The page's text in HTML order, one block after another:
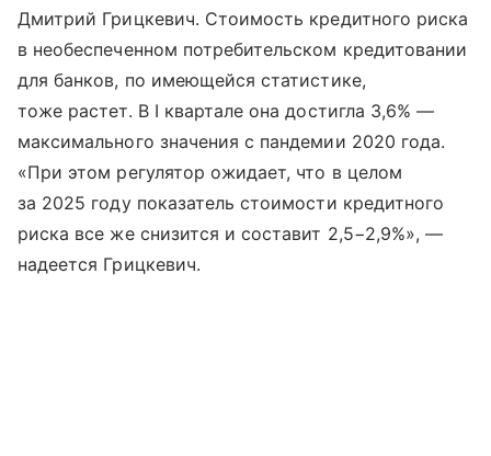
Дмитрий Грицкевич. Стоимость кредитного риска
в необеспеченном потребительском кредитовании
для банков, по имеющейся статистике,
тоже растет. В I квартале она достигла 3,6% —
максимального значения с пандемии 2020 года.
«При этом регулятор ожидает, что в целом
за 2025 году показатель стоимости кредитного
риска все же снизится и составит 2,5−2,9%», —
надеется Грицкевич.